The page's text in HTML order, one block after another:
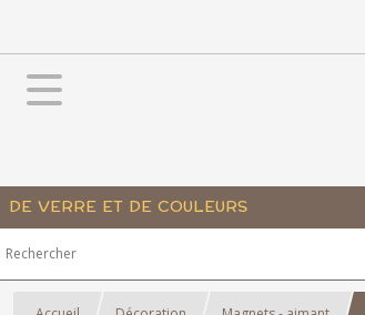
DE VERRE ET DE COULEURS